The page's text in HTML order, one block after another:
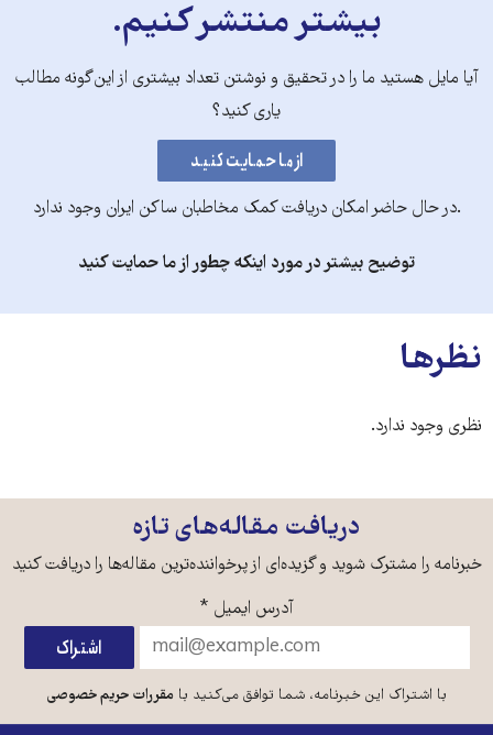
بیشتر منتشر کنیم.
آیا مایل هستید ما را در تحقیق و نوشتن تعداد بیشتری از این‌گونه مطالب
یاری کنید؟
.در حال حاضر امکان دریافت کمک مخاطبان ساکن ایران وجود ندارد
توضیح بیشتر در مورد اینکه چطور از ما حمایت کنید
نظرها
نظری وجود ندارد.
دریافت مقاله‌های تازه
خبرنامه را مشترک شوید و گزیده‌ای از پرخواننده‌ترین مقاله‌ها را دریافت کنید
آدرس ایمیل *
با اشتراک این خبرنامه، شما توافق می‌کنید بامقررات حریم خصوصی